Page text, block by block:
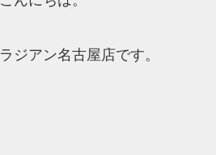
ジアン名古屋店です。